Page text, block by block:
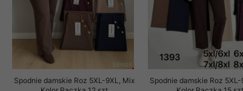
Spodnie damskie Roz 5XL-9XL, Mix
Spodnie damskie Roz 5XL-